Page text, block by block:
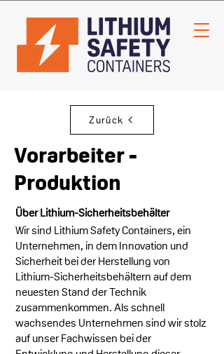
Zurück
Vorarbeiter -
Produktion
Über Lithium-Sicherheitsbehälter
Wir sind Lithium Safety Containers, ein
Unternehmen, in dem Innovation und
Sicherheit bei der Herstellung von
Lithium-Sicherheitsbehältern auf dem
neuesten Stand der Technik
zusammenkommen. Als schnell
wachsendes Unternehmen sind wir stolz
auf unser Fachwissen bei der